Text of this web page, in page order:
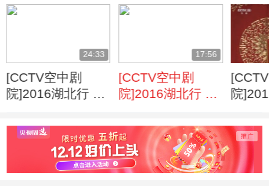
24:33
[CCTV空中剧
院]2016湖北行 京
（二） 京剧《罢
宴》
17:56
[CCTV空中剧
院]2016湖北行 京
（二） 京剧《锁
麟囊》
院
（二
宛城》